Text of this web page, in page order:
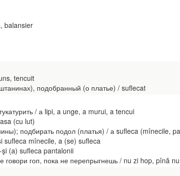
balansier
tencuit
подобранный (о платье) / suflecat
/ а lipi, a unge, a murui, a tencui
(cu lut)
подбирать подол (платья) / а sufleca (mînecile,
sufleca mînecile, a (se) sufleca
(a) sufleca pantalonii
говори гоп, пока не перепрыгнешь / nu zi hop, pînă